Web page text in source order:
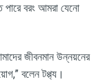
পারে বরং আমরা যেনো
জীবনমান উন্নয়নের
,” বলেন টপ্প্য।